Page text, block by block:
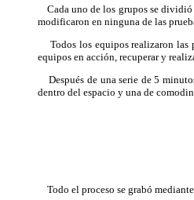
Cada uno de los grupos se dividió
modificaron en ninguna de las
Todos los equipos realizaron las
equipos en acción, recuperar y
Después de una serie de 5
dentro del espacio y una de
Todo el proceso se grabó